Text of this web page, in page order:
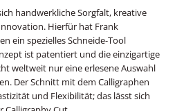
handwerkliche Sorgfalt, kreative
Hierfür hat Frank
ein spezielles Schneide-Tool
ist patentiert und die einzigartige
weltweit nur eine erlesene Auswahl
Der Schnitt mit dem Calligraphen
und Flexibilität; das lässt sich